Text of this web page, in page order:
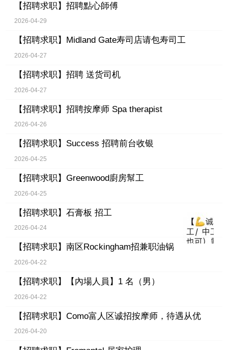
【招聘求职】 招聘點心師傅
2026-04-29
【招聘求职】 Midland Gate寿司店请包寿司工
2026-04-27
【招聘求职】 招聘 送货司机
2026-04-27
【招聘求职】 招聘按摩师 Spa therapist
2026-04-26
【招聘求职】 Success 招聘前台收银
2026-04-25
【招聘求职】 Greenwood廚房幫工
2026-04-25
【招聘求职】 石膏板 招工
2026-04-24
【招聘求职】 南区Rockingham招兼职油锅
2026-04-22
【招聘求职】 【內場人員】1 名（男）
2026-04-22
【招聘求职】 Como富人区诚招按摩师，待遇从优
2026-04-20